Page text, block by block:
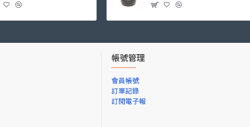
帳號管理
會員帳號
訂單記錄
訂閱電子報